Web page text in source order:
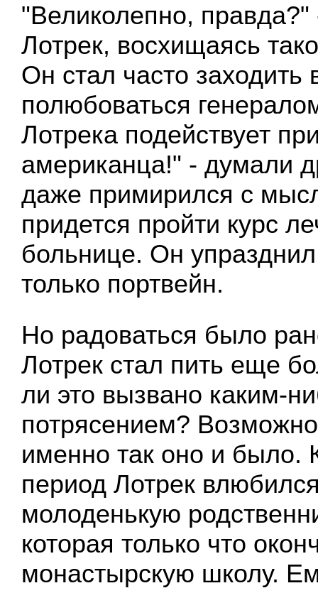
"Великолепно, правда?"
Лотрек, восхищаясь
Он стал часто заходить
полюбоваться
Лотрека подействует
американца!" - думали
даже примирился с
придется пройти курс
больнице. Он
только портвейн.
Но радоваться было
Лотрек стал пить еще
ли это вызвано каким-
потрясением?
именно так оно и было.
период Лотрек
молоденькую
которая только что
монастырскую школу.